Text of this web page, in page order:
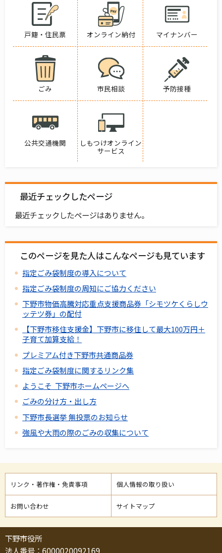
戸籍・住民票 オンライン納付 マイナンバー
ごみ 市民相談 予防接種
公共交通機関
しもつけオンライン
サービス
最近チェックしたページ
最近チェックしたページはありません。
このページを見た人はこんなページも見ています
指定ごみ袋制度の導入について
指定ごみ袋制度の周知にご協力ください
下野市物価高騰対応重点支援商品券「シモツケくらしウ
ッテツ券」の配付
【下野市移住支援金】下野市に移住して最大100万円＋
子育て加算支給！
プレミアム付き下野市共通商品券
指定ごみ袋制度に関するリンク集
ようこそ 下野市ホームページへ
ごみの分け方・出し方
下野市長選挙 無投票のお知らせ
強風や大雨の際のごみの収集について
リンク・著作権・免責事項 個人情報の取り扱い
お問い合わせ サイトマップ
下野市役所
法人番号：6000020092169